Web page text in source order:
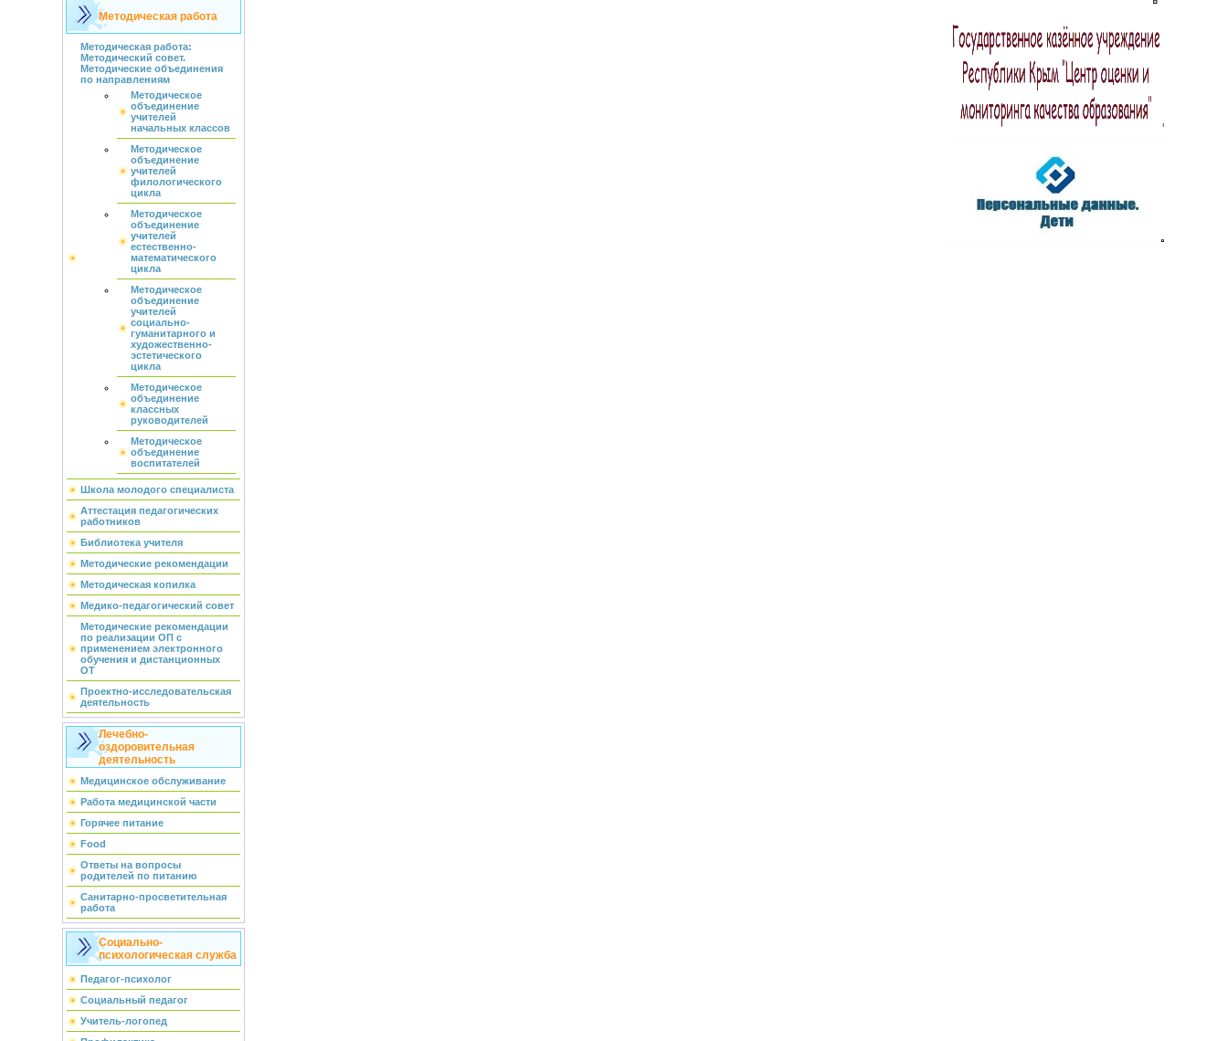
Методическая работа
Методическая работа:
Методический совет.
Методические объединения
по направлениям
Методическое
объединение
учителей
начальных классов
Методическое
объединение
учителей
филологического
цикла
Методическое
объединение
учителей
естественно-
математического
цикла
Методическое
объединение
учителей
социально-
гуманитарного и
художественно-
эстетического
цикла
Методическое
объединение
классных
руководителей
Методическое
объединение
воспитателей
Школа молодого специалиста
Аттестация педагогических
работников
Библиотека учителя
Методические рекомендации
Методическая копилка
Медико-педагогический совет
Методические рекомендации
по реализации ОП с
применением электронного
обучения и дистанционных
ОТ
Проектно-исследовательская
деятельность
Лечебно-
оздоровительная
деятельность
Медицинское обслуживание
Работа медицинской части
Горячее питание
Food
Ответы на вопросы
родителей по питанию
Санитарно-просветительная
работа
Социально-
психологическая служба
Педагог-психолог
Социальный педагог
Учитель-логопед